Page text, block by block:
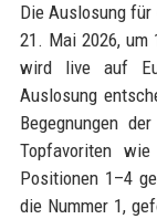
Die Auslosung für
21. Mai 2026, um
wird live auf
Auslosung
Begegnungen
Topfavoriten
Positionen 1–4
die Nummer 1,